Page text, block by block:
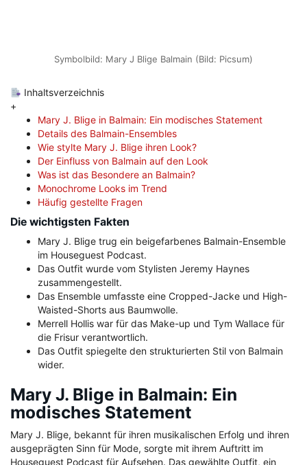
Symbolbild: Mary J Blige Balmain (Bild: Picsum)
Inhaltsverzeichnis
+
Mary J. Blige in Balmain: Ein modisches Statement
Details des Balmain-Ensembles
Wie stylte Mary J. Blige ihren Look?
Der Einfluss von Balmain auf den Look
Was ist das Besondere an Balmain?
Monochrome Looks im Trend
Häufig gestellte Fragen
Die wichtigsten Fakten
Mary J. Blige trug ein beigefarbenes Balmain-Ensemble
im Houseguest Podcast.
Das Outfit wurde vom Stylisten Jeremy Haynes
zusammengestellt.
Das Ensemble umfasste eine Cropped-Jacke und High-
Waisted-Shorts aus Baumwolle.
Merrell Hollis war für das Make-up und Tym Wallace für
die Frisur verantwortlich.
Das Outfit spiegelte den strukturierten Stil von Balmain
wider.
Mary J. Blige in Balmain: Ein
modisches Statement
Mary J. Blige, bekannt für ihren musikalischen Erfolg und ihren
ausgeprägten Sinn für Mode, sorgte mit ihrem Auftritt im
Houseguest Podcast für Aufsehen. Das gewählte Outfit, ein